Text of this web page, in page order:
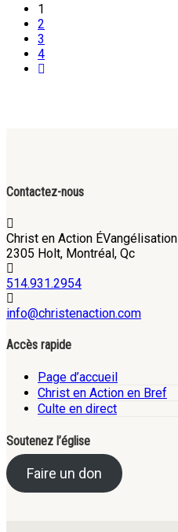
1
2
3
4
Contactez-nous
Christ en Action ÉVangélisation
2305 Holt, Montréal, Qc
514.931.2954
info@christenaction.com
Accès rapide
Page d’accueil
Christ en Action en Bref
Culte en direct
Soutenez l’église
Faire un don